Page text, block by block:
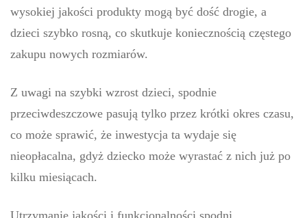
wysokiej jakości produkty mogą być dość drogie, a
dzieci szybko rosną, co skutkuje koniecznością częstego
zakupu nowych rozmiarów.
Z uwagi na szybki wzrost dzieci, spodnie
przeciwdeszczowe pasują tylko przez krótki okres czasu,
co może sprawić, że inwestycja ta wydaje się
nieopłacalna, gdyż dziecko może wyrastać z nich już po
kilku miesiącach.